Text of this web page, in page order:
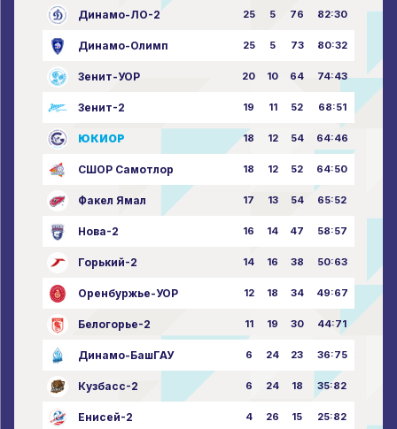
Динамо-ЛО-2 25 5 76 82:30
Динамо-Олимп 25 5 73 80:32
Зенит-УОР 20 10 64 74:43
Зенит-2 19 11 52 68:51
ЮКИОР 18 12 54 64:46
СШОР Самотлор 18 12 52 64:50
Факел Ямал 17 13 54 65:52
Нова-2 16 14 47 58:57
Горький-2 14 16 38 50:63
Оренбуржье-УОР 12 18 34 49:67
Белогорье-2 11 19 30 44:71
Динамо-БашГАУ 6 24 23 36:75
Кузбасс-2 6 24 18 35:82
Енисей-2 4 26 15 25:82